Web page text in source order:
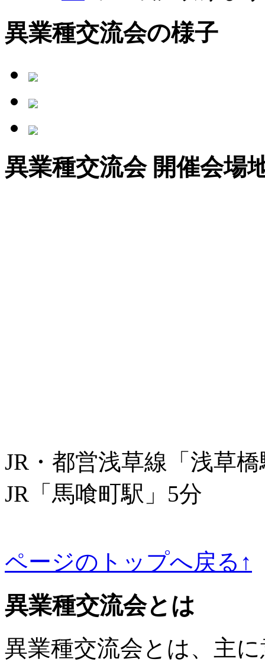
異業種交流会の様子
異業種交流会 開催会場
JR・都営浅草線「浅草
JR「馬喰町駅」5分
ページのトップへ戻る↑
異業種交流会とは
異業種交流会とは、主